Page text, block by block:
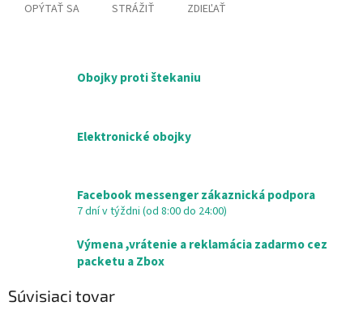
OPÝTAŤ SA STRÁŽIŤ ZDIEĽAŤ
Obojky proti štekaniu
Elektronické obojky
Facebook messenger zákaznická podpora
7 dní v týždni (od 8:00 do 24:00)
Výmena ,vrátenie a reklamácia zadarmo cez
packetu a Zbox
Súvisiaci tovar